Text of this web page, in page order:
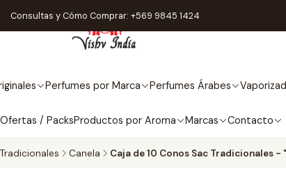
Perfumes por Marca Perfumes Árabes
Ofertas / PacksProductos por Aroma Marcas Contacto
Consultas y Cómo Comprar: +569 9845 1424
Canela Caja de 10 Conos Sac Tradicionales -